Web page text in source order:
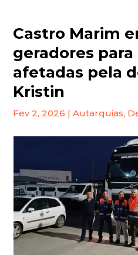
Castro Marim
geradores para
afetadas pela
Kristin
Fev 2, 2026 |Autarquias,